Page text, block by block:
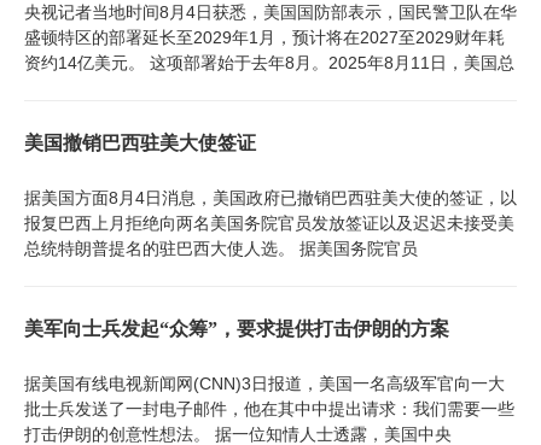
央视记者当地时间8月4日获悉，美国国防部表示，国民警卫队在华
盛顿特区的部署延长至2029年1月，预计将在2027至2029财年耗
资约14亿美元。 这项部署始于去年8月。2025年8月11日，美国总
美国撤销巴西驻美大使签证
据美国方面8月4日消息，美国政府已撤销巴西驻美大使的签证，以
报复巴西上月拒绝向两名美国务院官员发放签证以及迟迟未接受美
总统特朗普提名的驻巴西大使人选。 据美国务院官员
美军向士兵发起“众筹”，要求提供打击伊朗的方案
据美国有线电视新闻网(CNN)3日报道，美国一名高级军官向一大
批士兵发送了一封电子邮件，他在其中中提出请求：我们需要一些
打击伊朗的创意性想法。 据一位知情人士透露，美国中央